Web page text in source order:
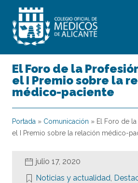
El Foro de la
el I Premio sobre la
médico-paciente
Portada » Comunicación » El Foro de
el I Premio sobre la relación médico-
julio 17, 2020
Noticias y actualidad,